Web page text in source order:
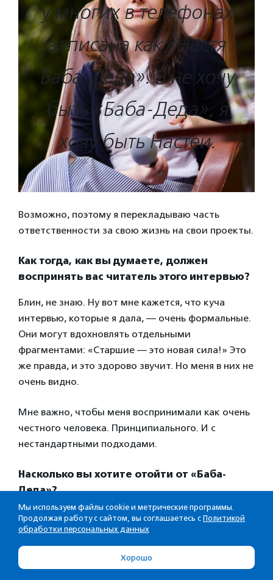
у многих в телефонах
записана как «Настя
Баба-Деда». Я не хочу
быть «Баба-Деда», я
хочу быть Настей.
Возможно, поэтому я перекладываю часть
ответственности за свою жизнь на свои проекты.
Как тогда, как вы думаете, должен
воспринять вас читатель этого интервью?
Блин, не знаю. Ну вот мне кажется, что куча
интервью, которые я дала, — очень формальные.
Они могут вдохновлять отдельными
фрагментами: «Старшие — это новая сила!» Это
же правда, и это здорово звучит. Но меня в них не
очень видно.
Мне важно, чтобы меня воспринимали как очень
честного человека. Принципиального. И с
нестандартными подходами.
Насколько вы хотите отойти от «Баба-
Деда»?
Отойти — нет. Но я хочу, чтобы оно работало
само. То есть я там должна быть, потому что
когда основатель проекта уходит из него —
тогда и душа проекта уходит. Но бизнес-
Мы используем файлы cookie и метрические программы.
Продолжая работу с сайтом, вы соглашаетесь с Политикой
обработки персональных данных
Хорошо